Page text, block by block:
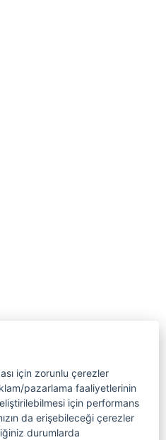
için zorunlu çerezler
pazarlama faaliyetlerinin
için performans
da erişebileceği çerezler
durumlarda